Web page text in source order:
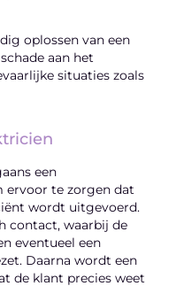
oplossen van een
aan het
situaties zoals
een
ervoor te zorgen dat
wordt uitgevoerd.
contact, waarbij de
eventueel een
Daarna wordt een
de klant precies weet